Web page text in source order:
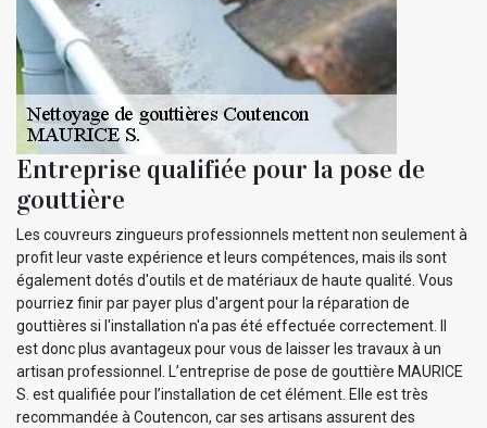
Entreprise qualifiée pour la pose de
gouttière
Les couvreurs zingueurs professionnels mettent non seulement à
profit leur vaste expérience et leurs compétences, mais ils sont
également dotés d'outils et de matériaux de haute qualité. Vous
pourriez finir par payer plus d'argent pour la réparation de
gouttières si l'installation n'a pas été effectuée correctement. Il
est donc plus avantageux pour vous de laisser les travaux à un
artisan professionnel. L’entreprise de pose de gouttière MAURICE
S. est qualifiée pour l’installation de cet élément. Elle est très
recommandée à Coutencon, car ses artisans assurent des